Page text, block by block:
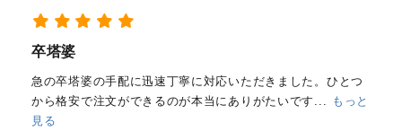
経木塔婆・水塔婆五輪型１尺
(303mm)×62mm×0.4mm(200...
もっと見る
はじめて注文しました。メールと電話で内容照会しました
が、どちらも丁寧に対応していただきました。製品の